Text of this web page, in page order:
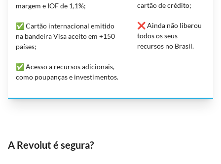
margem e IOF de 1,1%;
✅ Cartão internacional emitido
na bandeira Visa aceito em +150
países;
✅ Acesso a recursos adicionais,
como poupanças e investimentos.
cartão de crédito;
❌ Ainda não liberou
todos os seus
recursos no Brasil.
A Revolut é segura?